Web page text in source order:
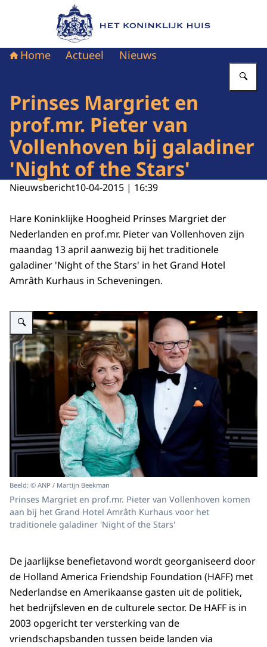
Naar de homepage van Het Koninklijk Huis
Home Actueel Nieuws
Prinses Margriet en
prof.mr. Pieter van
Vollenhoven bij galadiner
'Night of the Stars'
Nieuwsbericht10-04-2015 | 16:39
Hare Koninklijke Hoogheid Prinses Margriet der
Nederlanden en prof.mr. Pieter van Vollenhoven zijn
maandag 13 april aanwezig bij het traditionele
galadiner 'Night of the Stars' in het Grand Hotel
Amrâth Kurhaus in Scheveningen.
Vergroot afbeelding Prinses Margriet en prof.mr. Pieter van Vollenhoven
Beeld: © ANP / Martijn Beekman
Prinses Margriet en prof.mr. Pieter van Vollenhoven komen
aan bij het Grand Hotel Amrâth Kurhaus voor het
traditionele galadiner 'Night of the Stars'
De jaarlijkse benefietavond wordt georganiseerd door
de Holland America Friendship Foundation (HAFF) met
Nederlandse en Amerikaanse gasten uit de politiek,
het bedrijfsleven en de culturele sector. De HAFF is in
2003 opgericht ter versterking van de
vriendschapsbanden tussen beide landen via